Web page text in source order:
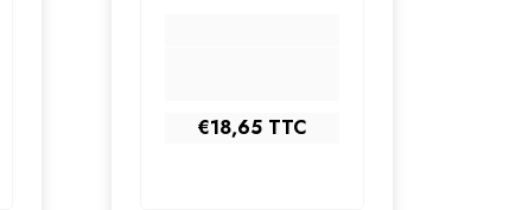
€18,65 TTC